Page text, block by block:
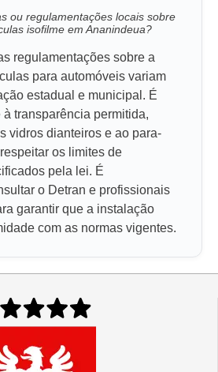
ou regulamentações locais sobre
isofilme em Ananindeua?
regulamentações sobre a
para automóveis variam
estadual e municipal. É
transparência permitida,
vidros dianteiros e ao para-
os limites de
pela lei. É
o Detran e profissionais
garantir que a instalação
com as normas vigentes.